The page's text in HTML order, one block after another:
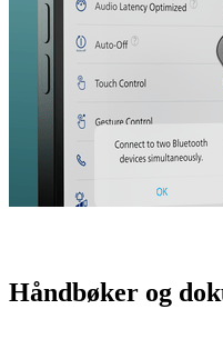
Håndbøker og